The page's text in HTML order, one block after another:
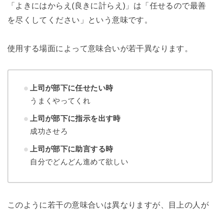
「よきにはからえ(良きに計らえ)」は「任せるので最善
を尽くしてください」という意味です。
使用する場面によって意味合いが若干異なります。
上司が部下に任せたい時
うまくやってくれ
上司が部下に指示を出す時
成功させろ
上司が部下に助言する時
自分でどんどん進めて欲しい
このように若干の意味合いは異なりますが、目上の人が